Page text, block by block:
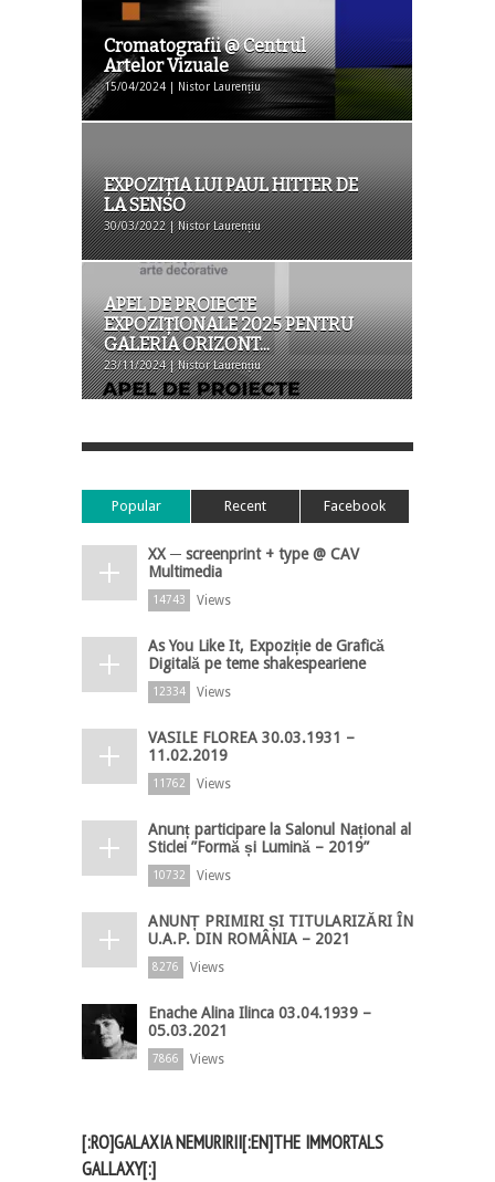
Cromatografii @ Centrul
Artelor Vizuale
15/04/2024 | Nistor Laurențiu
EXPOZIȚIA LUI PAUL HITTER DE
LA SENSO
30/03/2022 | Nistor Laurențiu
APEL DE PROIECTE
EXPOZIȚIONALE 2025 PENTRU
GALERIA ORIZONT...
23/11/2024 | Nistor Laurențiu
Popular Recent Facebook
XX ─ screenprint + type @ CAV
Multimedia
14743 Views
As You Like It, Expoziție de Grafică
Digitală pe teme shakespeariene
12334 Views
VASILE FLOREA 30.03.1931 –
11.02.2019
11762 Views
Anunț participare la Salonul Național al
Sticlei ”Formă și Lumină – 2019”
10732 Views
ANUNȚ PRIMIRI ȘI TITULARIZĂRI ÎN
U.A.P. DIN ROMÂNIA – 2021
8276 Views
Enache Alina Ilinca 03.04.1939 –
05.03.2021
7866 Views
[:RO]GALAXIA NEMURIRII[:EN]THE IMMORTALS
GALLAXY[:]